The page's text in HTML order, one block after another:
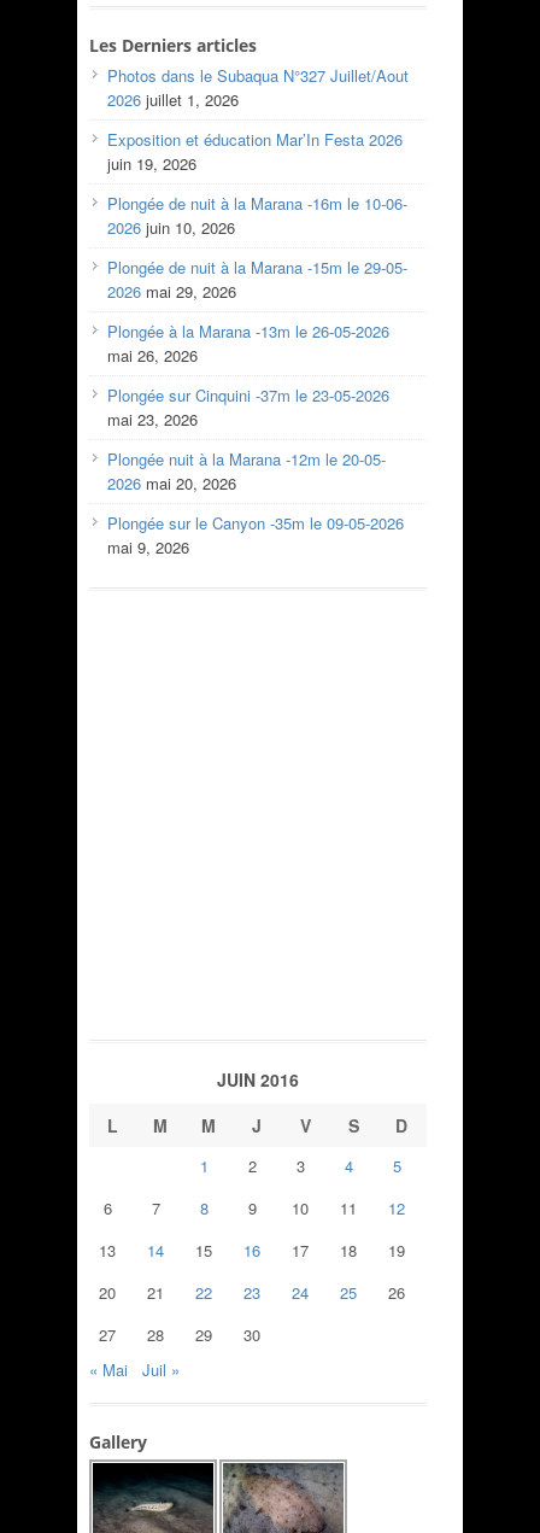
Les Derniers articles
Photos dans le Subaqua N°327 Juillet/Aout
2026 juillet 1, 2026
Exposition et éducation Mar’In Festa 2026
juin 19, 2026
Plongée de nuit à la Marana -16m le 10-06-
2026 juin 10, 2026
Plongée de nuit à la Marana -15m le 29-05-
2026 mai 29, 2026
Plongée à la Marana -13m le 26-05-2026
mai 26, 2026
Plongée sur Cinquini -37m le 23-05-2026
mai 23, 2026
Plongée nuit à la Marana -12m le 20-05-
2026 mai 20, 2026
Plongée sur le Canyon -35m le 09-05-2026
mai 9, 2026
JUIN 2016
L
M M J V S D
1 2 3 4
5
6
7 8 9 10 11
12
13
14 15 16 17 18
19
20
21 22 23 24 25
26
27
28 29
30
« Mai
Juil »
Gallery